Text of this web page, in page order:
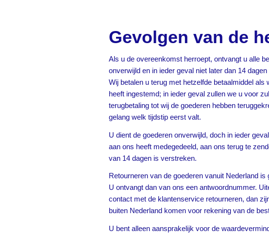
Gevolgen van de
Als u de overeenkomst herroept, ontvangt u alle
onverwijld en in ieder geval niet later dan 14
Wij betalen u terug met hetzelfde betaalmiddel
heeft ingestemd; in ieder geval zullen we u voor
terugbetaling tot wij de goederen hebben
gelang welk tijdstip eerst valt.
U dient de goederen onverwijld, doch in ieder
aan ons heeft medegedeeld, aan ons terug te
van 14 dagen is verstreken.
Retourneren van de goederen vanuit Nederland
U ontvangt dan van ons een antwoordnummer.
contact met de klantenservice retourneren, dan
buiten Nederland komen voor rekening van de
U bent alleen aansprakelijk voor de